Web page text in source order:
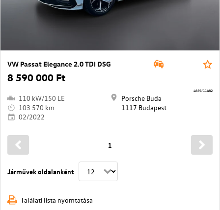
VW Passat Elegance 2.0 TDI DSG
8 590 000 Ft
110 kW/150 LE
103 570 km
02/2022
Porsche Buda
1117 Budapest
4859/11482
Járművek oldalanként
1
Találati lista nyomtatása